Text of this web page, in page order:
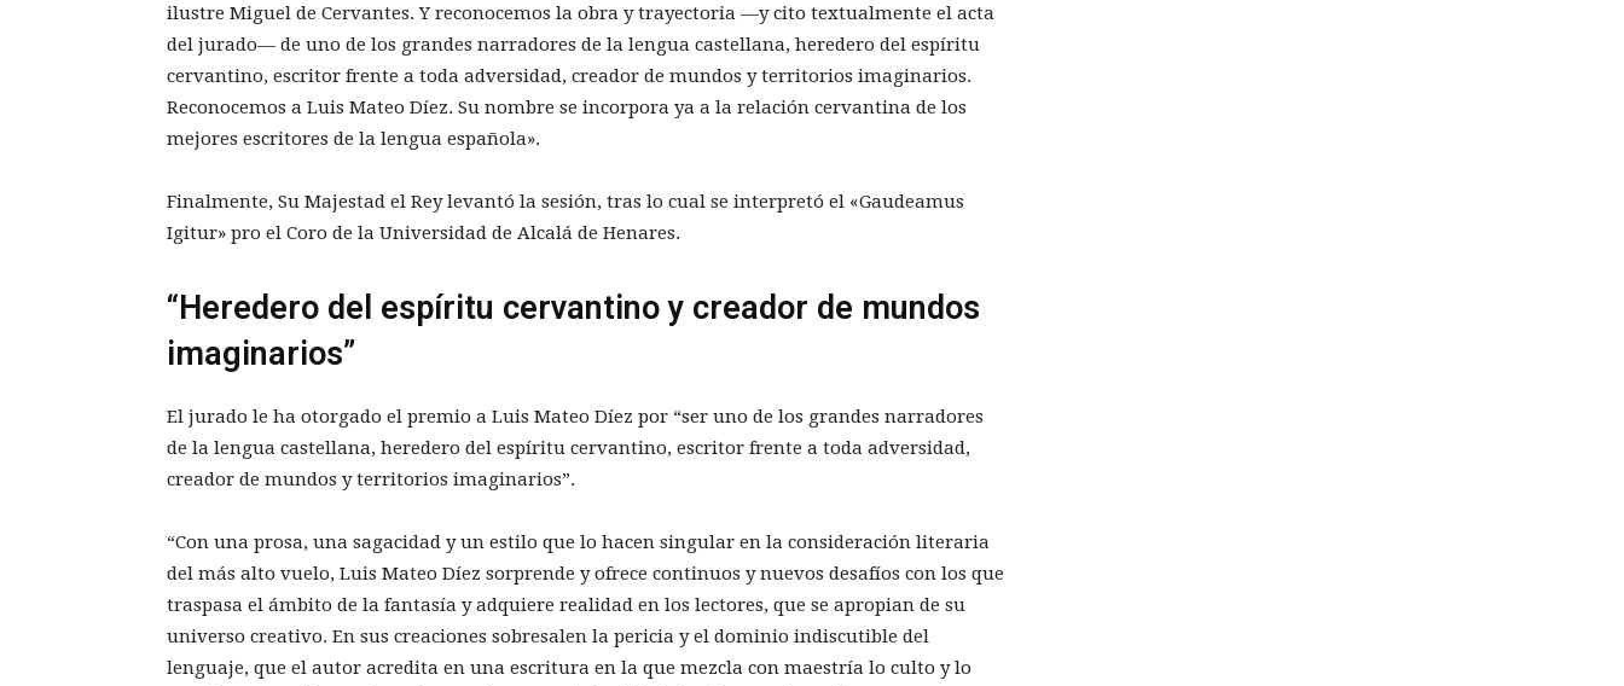
ilustre Miguel de Cervantes. Y reconocemos la obra y trayectoria —y cito textualmente el acta
del jurado— de uno de los grandes narradores de la lengua castellana, heredero del espíritu
cervantino, escritor frente a toda adversidad, creador de mundos y territorios imaginarios.
Reconocemos a Luis Mateo Díez. Su nombre se incorpora ya a la relación cervantina de los
mejores escritores de la lengua española».
Finalmente, Su Majestad el Rey levantó la sesión, tras lo cual se interpretó el «Gaudeamus
Igitur» pro el Coro de la Universidad de Alcalá de Henares.
“Heredero del espíritu cervantino y creador de mundos
imaginarios”
El jurado le ha otorgado el premio a Luis Mateo Díez por “ser uno de los grandes narradores
de la lengua castellana, heredero del espíritu cervantino, escritor frente a toda adversidad,
creador de mundos y territorios imaginarios”.
“Con una prosa, una sagacidad y un estilo que lo hacen singular en la consideración literaria
del más alto vuelo, Luis Mateo Díez sorprende y ofrece continuos y nuevos desafíos con los que
traspasa el ámbito de la fantasía y adquiere realidad en los lectores, que se apropian de su
universo creativo. En sus creaciones sobresalen la pericia y el dominio indiscutible del
lenguaje, que el autor acredita en una escritura en la que mezcla con maestría lo culto y lo